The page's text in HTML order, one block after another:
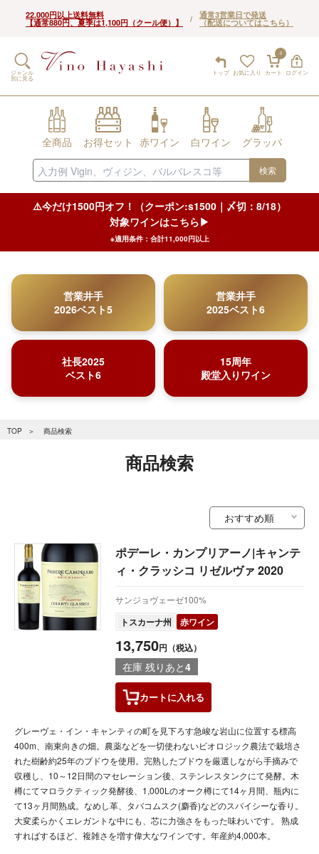
22,000円以上送料無料
【通常880円、夏季は1,100円（クール便）】 / 通常3営業日で発送
（配送についてはこちら）
トップ お気に入り
0
カート ログイン
ジャンル
別に見る
全商品 お得セット 赤ワイン 白ワイン グラッパ
検索
⚠️今だけ1500円オフ！（クーポン:s1500｜〆切：8/18）
対象ワインはこちら▶︎
※適用条件：合計11,000円以上
営業井手
2026ベスト5
営業井手
2025ベスト6
社長2025
ベスト6
15周年
殿堂入りワイン
TOP 商品検索
商品検索
ポデーレ・カンプリアーノ|キャンテ
ィ・クラッシコ リゼルヴァ 2020
サンジョヴェーゼ100%
トスカーナ州 赤ワイン
13,750円（税込）
在庫 残りあと4
カートに入れる
グレーヴェ・イン・キャンティの町を見下ろす急峻な岩山に位置する標高
400m、南東向きの畑。農薬などを一切使わないビオロジック農法で栽培さ
れた樹齢約25年のブドウを使用。完熟したブドウを厳選しながら手摘みで
収穫し、10～12日間のマセレーション後、ステンレスタンクにて発酵。木
樽にてマロラクティック発酵後、1,000Lのオーク樽にて14ヶ月間、瓶内に
て13ヶ月間熟成。なめし革、タバコムスク(麝香)などのスパイシーな香り。
大変柔らかくエレガントな中にも、芯に力強さをもった味わいです。 熟成
すればするほど、複雑さを増す偉大なワインです。年産約4,000本。